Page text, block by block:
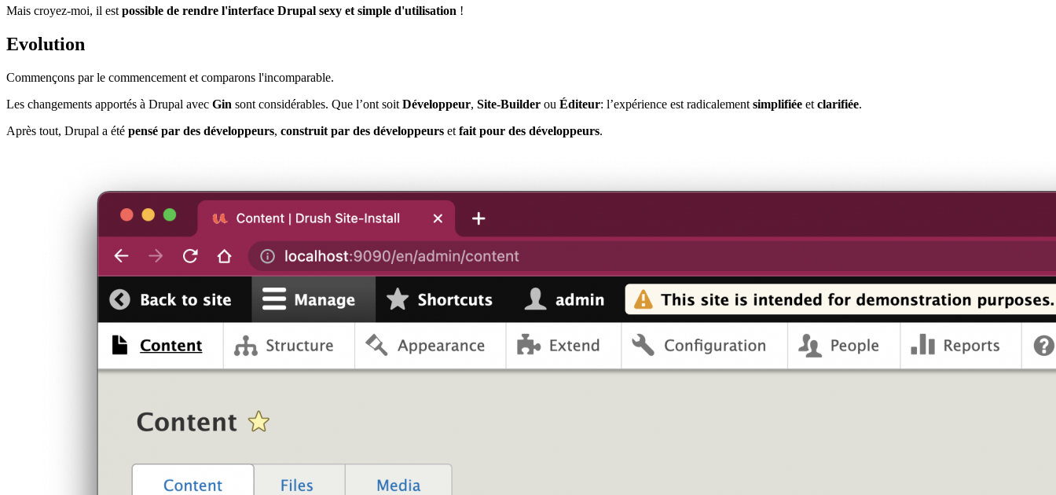
Mais croyez-moi, il est possible de rendre l'interface Drupal sexy et simple d'utilisation !
Evolution
Commençons par le commencement et comparons l'incomparable.
Les changements apportés à Drupal avec Gin sont considérables. Que l’ont soit Développeur, Site-Builder ou Éditeur: l’expérience est radicalement simplifiée et clarifiée.
Après tout, Drupal a été pensé par des développeurs, construit par des développeurs et fait pour des développeurs.